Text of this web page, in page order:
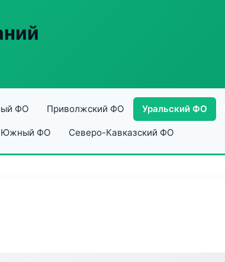
ФО Приволжский ФО Уральский ФО
Южный ФО Северо-Кавказский ФО